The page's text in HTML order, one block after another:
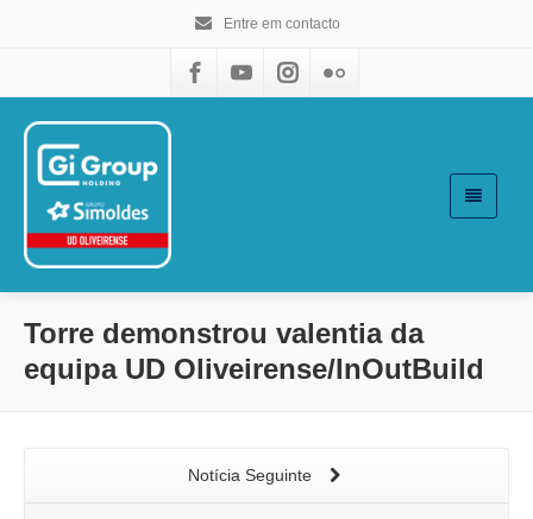
Entre em contacto
Torre demonstrou valentia da
equipa UD Oliveirense/InOutBuild
Notícia Seguinte